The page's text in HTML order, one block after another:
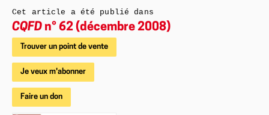
Cet article a été publié dans
CQFD n° 62 (décembre 2008)
Trouver un point de vente
Je veux m'abonner
Faire un don